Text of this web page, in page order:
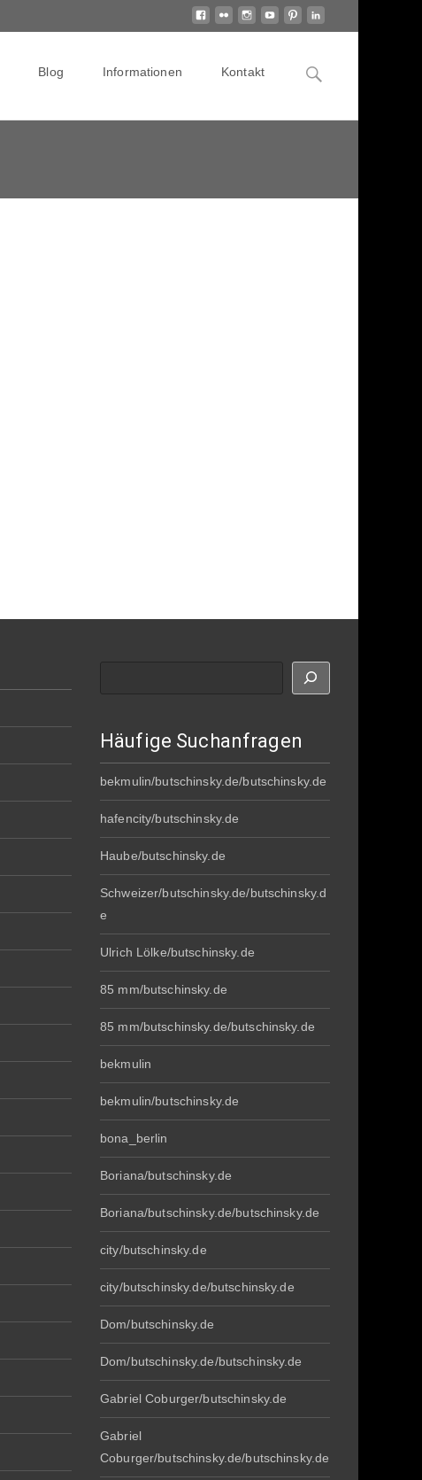
Blog Informationen Kontakt
Search
Häufige Suchanfragen
bekmulin/butschinsky.de/butschinsky.de
hafencity/butschinsky.de
Haube/butschinsky.de
Schweizer/butschinsky.de/butschinsky.d
e
Ulrich Lölke/butschinsky.de
85 mm/butschinsky.de
85 mm/butschinsky.de/butschinsky.de
bekmulin
bekmulin/butschinsky.de
bona_berlin
Boriana/butschinsky.de
Boriana/butschinsky.de/butschinsky.de
city/butschinsky.de
city/butschinsky.de/butschinsky.de
Dom/butschinsky.de
Dom/butschinsky.de/butschinsky.de
Gabriel Coburger/butschinsky.de
Gabriel
Coburger/butschinsky.de/butschinsky.de